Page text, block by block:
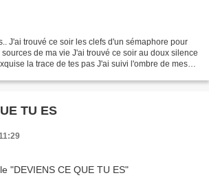
J'ai trouvé ce soir les clefs d'un sémaphore pour
de ma vie J'ai trouvé ce soir au doux silence
la trace de tes pas J'ai suivi l'ombre de mes
TU ES